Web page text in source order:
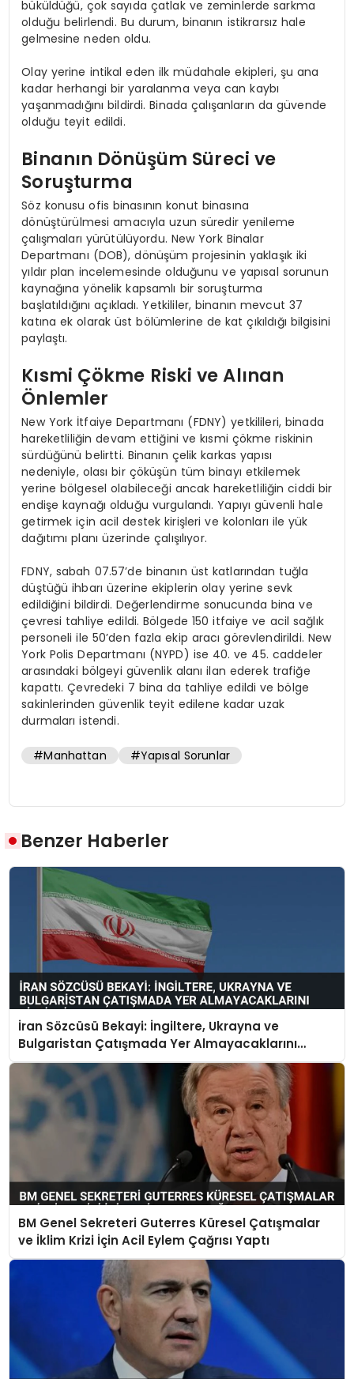
büküldüğü, çok sayıda çatlak ve zeminlerde sarkma
olduğu belirlendi. Bu durum, binanın istikrarsız hale
gelmesine neden oldu.
Olay yerine intikal eden ilk müdahale ekipleri, şu ana
kadar herhangi bir yaralanma veya can kaybı
yaşanmadığını bildirdi. Binada çalışanların da güvende
olduğu teyit edildi.
Binanın Dönüşüm Süreci ve
Soruşturma
Söz konusu ofis binasının konut binasına
dönüştürülmesi amacıyla uzun süredir yenileme
çalışmaları yürütülüyordu. New York Binalar
Departmanı (DOB), dönüşüm projesinin yaklaşık iki
yıldır plan incelemesinde olduğunu ve yapısal sorunun
kaynağına yönelik kapsamlı bir soruşturma
başlatıldığını açıkladı. Yetkililer, binanın mevcut 37
katına ek olarak üst bölümlerine de kat çıkıldığı bilgisini
paylaştı.
Kısmi Çökme Riski ve Alınan
Önlemler
New York İtfaiye Departmanı (FDNY) yetkilileri, binada
hareketliliğin devam ettiğini ve kısmi çökme riskinin
sürdüğünü belirtti. Binanın çelik karkas yapısı
nedeniyle, olası bir çöküşün tüm binayı etkilemek
yerine bölgesel olabileceği ancak hareketliliğin ciddi bir
endişe kaynağı olduğu vurgulandı. Yapıyı güvenli hale
getirmek için acil destek kirişleri ve kolonları ile yük
dağıtımı planı üzerinde çalışılıyor.
FDNY, sabah 07.57’de binanın üst katlarından tuğla
düştüğü ihbarı üzerine ekiplerin olay yerine sevk
edildiğini bildirdi. Değerlendirme sonucunda bina ve
çevresi tahliye edildi. Bölgede 150 itfaiye ve acil sağlık
personeli ile 50’den fazla ekip aracı görevlendirildi. New
York Polis Departmanı (NYPD) ise 40. ve 45. caddeler
arasındaki bölgeyi güvenlik alanı ilan ederek trafiğe
kapattı. Çevredeki 7 bina da tahliye edildi ve bölge
sakinlerinden güvenlik teyit edilene kadar uzak
durmaları istendi.
#Manhattan #Yapısal Sorunlar
Benzer Haberler
İran Sözcüsü Bekayi: İngiltere, Ukrayna ve
Bulgaristan Çatışmada Yer Almayacaklarını
Bildirdi
BM Genel Sekreteri Guterres Küresel Çatışmalar
ve İklim Krizi İçin Acil Eylem Çağrısı Yaptı